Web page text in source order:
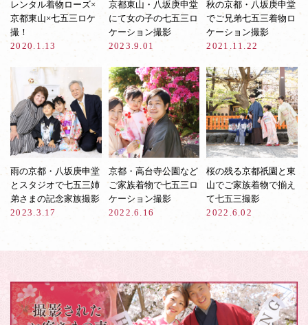
レンタル着物ローズ×
京都東山×七五三ロケ
撮！
2020.1.13
京都東山・八坂庚申堂
にて女の子の七五三ロ
ケーション撮影
2023.9.01
秋の京都・八坂庚申堂
でご兄弟七五三着物ロ
ケーション撮影
2021.11.22
雨の京都・八坂庚申堂
とスタジオで七五三姉
弟さまの記念家族撮影
2023.3.17
京都・高台寺公園など
ご家族着物で七五三ロ
ケーション撮影
2022.6.16
桜の残る京都祇園と東
山でご家族着物で揃え
て七五三撮影
2022.6.02